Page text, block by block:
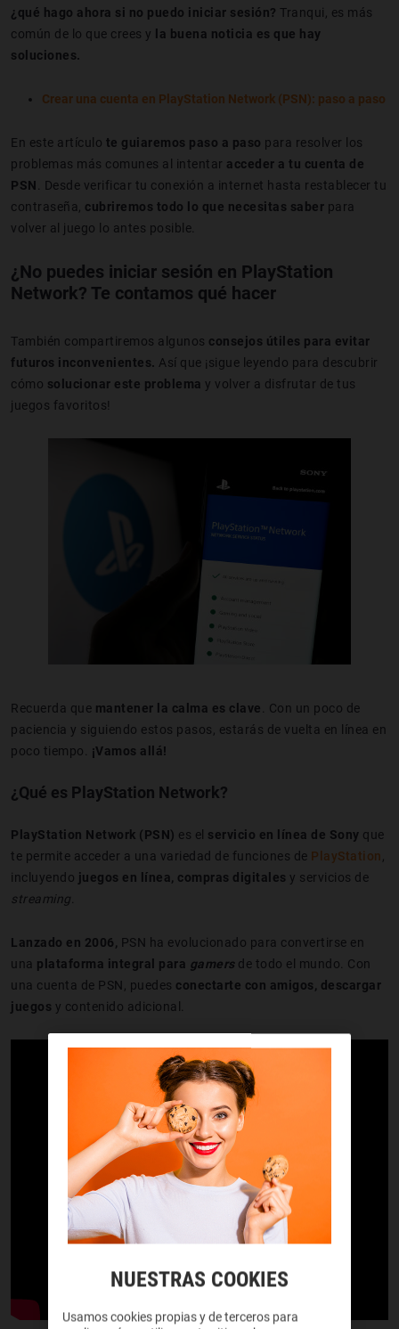
¿qué hago ahora si no puedo iniciar sesión? Tranqui, es más
común de lo que crees y
la buena noticia es que hay
soluciones.
Crear una cuenta en PlayStation Network (PSN): paso a paso
En este artículo te guiaremos paso a paso para resolver los
problemas más comunes al intentar acceder a tu cuenta de
PSN . Desde verificar tu conexión a internet hasta restablecer tu
contraseña, cubriremos todo lo que necesitas saber para
volver al juego lo antes posible.
¿No puedes iniciar sesión en PlayStation
Network? Te contamos qué hacer
También compartiremos algunos consejos útiles para evitar
futuros inconvenientes. Así que ¡sigue leyendo para descubrir
cómo solucionar este problema y volver a disfrutar de tus
juegos favoritos!
Recuerda que mantener la calma es clave . Con un poco de
paciencia y siguiendo estos pasos, estarás de vuelta en línea en
poco tiempo. ¡Vamos allá!
¿Qué es PlayStation Network?
PlayStation Network (PSN) es el servicio en línea de Sony que
te permite acceder a una variedad de funciones de PlayStation
incluyendo juegos en línea, compras digitales y servicios de
streaming
Lanzado en 2006, PSN ha evolucionado para convertirse en
una plataforma integral para gamers de todo el mundo. Con
una cuenta de PSN, puedes conectarte con amigos, descargar
juegos y contenido adicional.
NUESTRAS COOKIES
Usamos cookies propias y de terceros para